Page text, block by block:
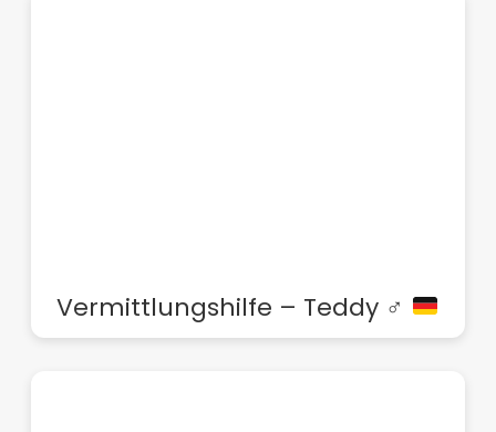
Vermittlungshilfe – Teddy ♂